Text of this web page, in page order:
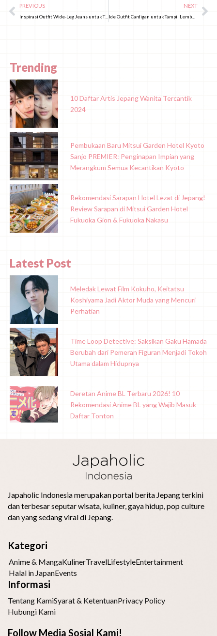
PREVIOUS
Inspirasi Outfit Wide-Leg Jeans untuk Tampil Stylish di Musim Gugur!
NEXT
Ide Outfit Cardigan untuk Tampil Lembut dan Elegan Khas Cewek Jepang!
Trending
10 Daftar Artis Jepang Wanita Tercantik
2024
Pembukaan Baru Mitsui Garden Hotel Kyoto
Sanjo PREMIER: Penginapan Impian yang
Merangkum Semua Kecantikan Kyoto
Rekomendasi Sarapan Hotel Lezat di Jepang!
Review Sarapan di Mitsui Garden Hotel
Fukuoka Gion & Fukuoka Nakasu
Latest Post
Meledak Lewat Film Kokuho, Keitatsu
Koshiyama Jadi Aktor Muda yang Mencuri
Perhatian
Time Loop Detective: Saksikan Gaku Hamada
Berubah dari Pemeran Figuran Menjadi Tokoh
Utama dalam Hidupnya
Deretan Anime BL Terbaru 2026! 10
Rekomendasi Anime BL yang Wajib Masuk
Daftar Tonton
Japaholic Indonesia merupakan portal berita Jepang terkini
dan terbesar seputar wisata, kuliner, gaya hidup, pop culture
dan yang sedang viral di Jepang.
Kategori
Anime & MangaKulinerTravelLifestyleEntertainment
Halal in JapanEvents
Informasi
Tentang KamiSyarat & KetentuanPrivacy Policy
Hubungi Kami
Follow Media Sosial Kami!